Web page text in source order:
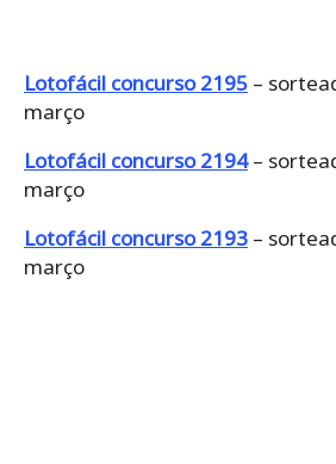
Lotofácil concurso 2195 –
março
Lotofácil concurso 2194–
março
Lotofácil concurso 2193 –
março